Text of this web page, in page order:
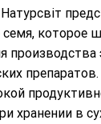
которое
хранении в